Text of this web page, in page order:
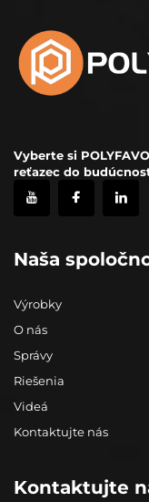
Vyberte si
reťazec do
Naša
Výrobky
O nás
Správy
Riešenia
Videá
Kontaktujte nás
Kontaktujte